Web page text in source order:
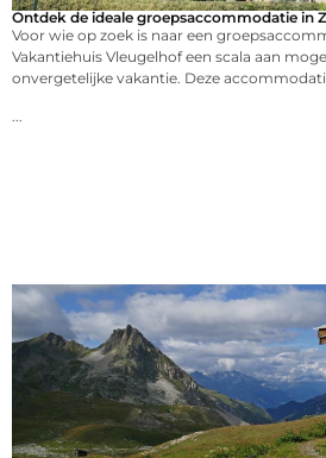
Ontdek de ideale groepsaccommodatie in
Voor wie op zoek is naar een
Vakantiehuis Vleugelhof een scala aan
onvergetelijke vakantie. Deze
...